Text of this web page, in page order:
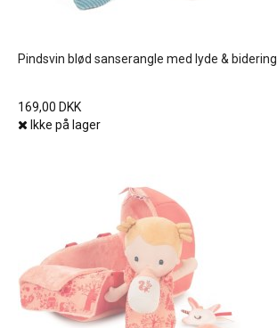
Pindsvin blød sanserangle med lyde & bidering
169,00 DKK
Ikke på lager